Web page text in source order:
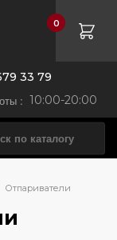
33 79
: 10:00-20:00
0
Отпариватели